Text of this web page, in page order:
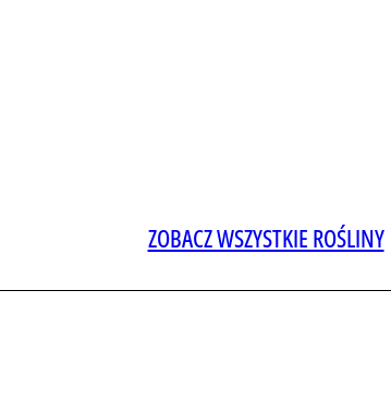
ZOBACZ WSZYSTKIE ROŚLINY